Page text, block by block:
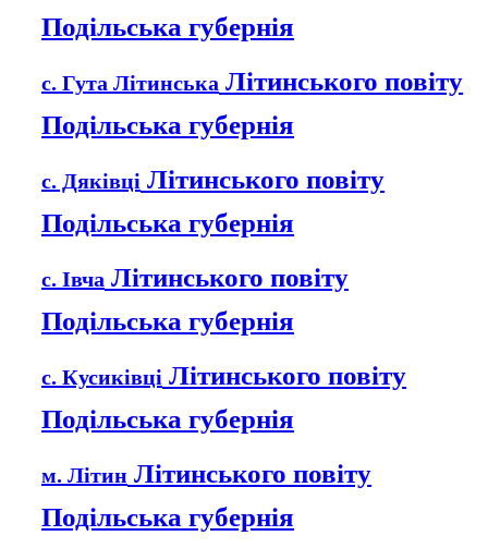
Подільська губернія
с. Гута Літинська Літинського повіту
Подільська губернія
с. Дяківці Літинського повіту
Подільська губернія
с. Івча Літинського повіту
Подільська губернія
с. Кусиківці Літинського повіту
Подільська губернія
м. Літин Літинського повіту
Подільська губернія